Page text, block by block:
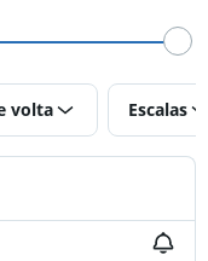
volta Escalas